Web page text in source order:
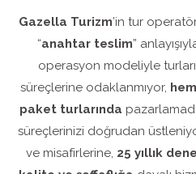
Gazella Turizm’in tur
“anahtar teslim”
operasyon modeliyle
süreçlerine odaklanmıyor,
paket turlarında
süreçlerinizi doğrudan
ve misafirlerine, 25 yıllık